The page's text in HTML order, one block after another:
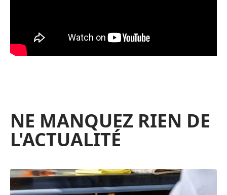
NE MANQUEZ RIEN DE
L'ACTUALITÉ